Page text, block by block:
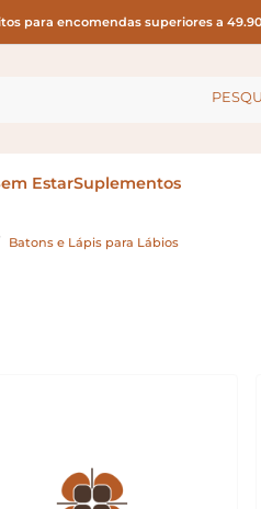
para encomendas superiores a
EstarSuplementos
Batons e Lápis para Lábios